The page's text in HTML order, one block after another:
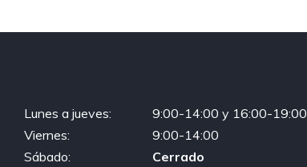
Lunes a jueves:
9:00-14:00 y 16:00-19:00
Viernes:
9:00-14:00
Sábado:
Cerrado